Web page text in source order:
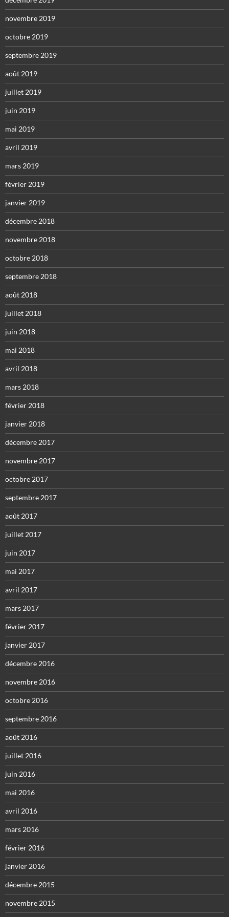
novembre 2019
octobre 2019
septembre 2019
août 2019
juillet 2019
juin 2019
mai 2019
avril 2019
mars 2019
février 2019
janvier 2019
décembre 2018
novembre 2018
octobre 2018
septembre 2018
août 2018
juillet 2018
juin 2018
mai 2018
avril 2018
mars 2018
février 2018
janvier 2018
décembre 2017
novembre 2017
octobre 2017
septembre 2017
août 2017
juillet 2017
juin 2017
mai 2017
avril 2017
mars 2017
février 2017
janvier 2017
décembre 2016
novembre 2016
octobre 2016
septembre 2016
août 2016
juillet 2016
juin 2016
mai 2016
avril 2016
mars 2016
février 2016
janvier 2016
décembre 2015
novembre 2015